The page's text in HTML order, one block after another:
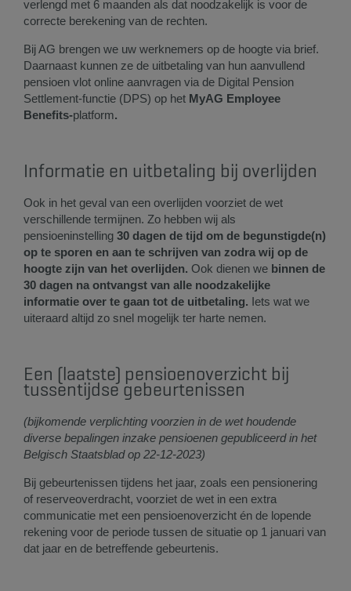
verlengd met 6 maanden als dat noodzakelijk is voor de
correcte berekening van de rechten.
Bij AG brengen we uw werknemers op de hoogte via brief.
Daarnaast kunnen ze de uitbetaling van hun aanvullend
pensioen vlot online aanvragen via de Digital Pension
Settlement-functie (DPS) op het MyAG Employee
Benefits-platform.
Informatie en uitbetaling bij overlijden
Ook in het geval van een overlijden voorziet de wet
verschillende termijnen. Zo hebben wij als
pensioeninstelling 30 dagen de tijd om de begunstigde(n)
op te sporen en aan te schrijven van zodra wij op de
hoogte zijn van het overlijden. Ook dienen we binnen de
30 dagen na ontvangst van alle noodzakelijke
informatie over te gaan tot de uitbetaling. Iets wat we
uiteraard altijd zo snel mogelijk ter harte nemen.
Een (laatste) pensioenoverzicht bij
tussentijdse gebeurtenissen
(bijkomende verplichting voorzien in de wet houdende
diverse bepalingen inzake pensioenen gepubliceerd in het
Belgisch Staatsblad op 22-12-2023)
Bij gebeurtenissen tijdens het jaar, zoals een pensionering
of reserveoverdracht, voorziet de wet in een extra
communicatie met een pensioenoverzicht én de lopende
rekening voor de periode tussen de situatie op 1 januari van
dat jaar en de betreffende gebeurtenis.